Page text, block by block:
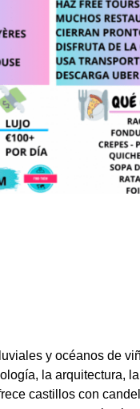
y océanos de
la arquitectura,
castillos con